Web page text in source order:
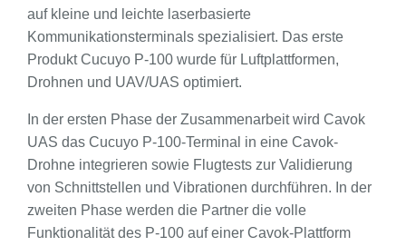
auf kleine und leichte laserbasierte
Kommunikationsterminals spezialisiert. Das erste
Produkt Cucuyo P-100 wurde für Luftplattformen,
Drohnen und UAV/UAS optimiert.
In der ersten Phase der Zusammenarbeit wird Cavok
UAS das Cucuyo P-100-Terminal in eine Cavok-
Drohne integrieren sowie Flugtests zur Validierung
von Schnittstellen und Vibrationen durchführen. In der
zweiten Phase werden die Partner die volle
Funktionalität des P-100 auf einer Cavok-Plattform